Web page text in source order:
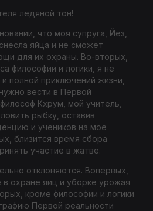
ледяной тон!
что моя супруга, Йез,
яйца и не сможет
для их охраны. Во-вторых,
философии и логики, я не
полной приключений жизни,
вести в Первой
Кхрум, мой учитель,
рыбку, оставив
и учеников на мое
близится время сбора
участие в жатве.
отклоняются. Вопервых,
охране яиц и уборке урожая
кроме философии и логики
Первой реальности